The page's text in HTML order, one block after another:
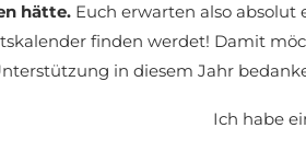
hätte. Euch erwarten also
finden werdet! Damit
in diesem Jahr
Ich habe